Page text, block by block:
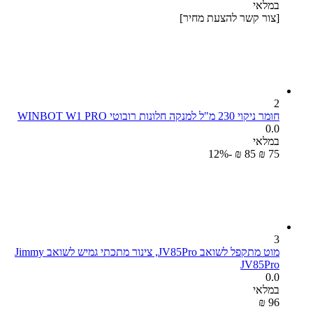
במלאי
[צור קשר להצעת מחיר]
2
חומר ניקוי 230 מ"ל למנקה חלונות רובוטי WINBOT W1 PRO
0.0
במלאי
₪ ‍75‍
₪ ‍85‍
-12%
3
מוט מתקפל לשואב JV85Pro, צינור מתכתי גמיש לשואב Jimmy
JV85Pro
0.0
במלאי
₪ ‍96‍